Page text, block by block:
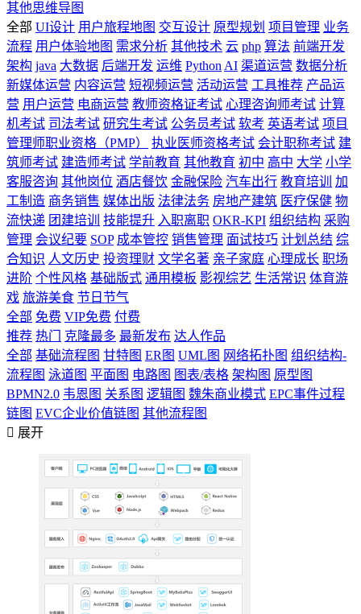
其他思维导图
全部 UI设计 用户旅程地图 交互设计 原型规划 项目管理 业务
流程 用户体验地图 需求分析 其他技术 云 php 算法 前端开发
架构 java 大数据 后端开发 运维 Python AI 渠道运营 数据分析
新媒体运营 内容运营 短视频运营 活动运营 工具推荐 产品运
营 用户运营 电商运营 教师资格证考试 心理咨询师考试 计算
机考试 司法考试 研究生考试 公务员考试 软考 英语考试 项目
管理师职业资格（PMP）
执业医师资格考试 会计职称考试 建
筑师考试 建造师考试 学前教育 其他教育 初中 高中 大学 小学
客服咨询 其他岗位 酒店餐饮 金融保险 汽车出行 教育培训
加
工制造 商务销售 媒体出版 法律法务 房地产建筑 医疗保健 物
流快递 团建培训 技能提升 入职离职 OKR-KPI 组织结构 采购
管理 会议纪要 SOP 成本管控 销售管理 面试技巧 计划总结 综
合知识 人文历史 投资理财 文学名著 亲子家庭 心理成长 职场
进阶 个性风格 基础版式 通用模板 影视综艺 生活常识 体育游
戏 旅游美食 节日节气
全部 免费 VIP免费 付费
推荐 热门 克隆最多 最新发布 达人作品
全部 基础流程图 甘特图 ER图 UML图 网络拓扑图 组织结构-
流程图 泳道图 平面图 电路图 图表/表格 架构图 原型图
BPMN2.0 韦恩图 关系图 逻辑图 魏朱商业模式 EPC事件过程
链图 EVC企业价值链图 其他流程图
 展开